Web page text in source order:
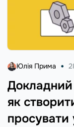
як
просувати
Юлія Прима